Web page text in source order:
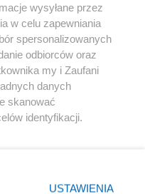
Youtube
wysyłane przez
w celu zapewniania
spersonalizowanych
odbiorców oraz
my i Zaufani
danych
skanować
identyfikacji.
ustawień prywatności
USTAWIENIA